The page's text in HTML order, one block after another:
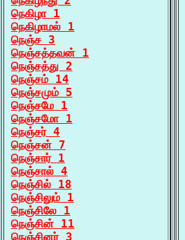
நெகிழா 1
நெகிழாமல் 1
நெஞ்ச 3
நெஞ்சத்தவன் 1
நெஞ்சத்து 2
நெஞ்சம் 14
நெஞ்சமும் 5
நெஞ்சமே 1
நெஞ்சமோ 1
நெஞ்சர் 4
நெஞ்சன் 7
நெஞ்சார் 1
நெஞ்சால் 4
நெஞ்சில் 18
நெஞ்சிலும் 1
நெஞ்சிலே 1
நெஞ்சின் 11
நெஞ்சினர் 3